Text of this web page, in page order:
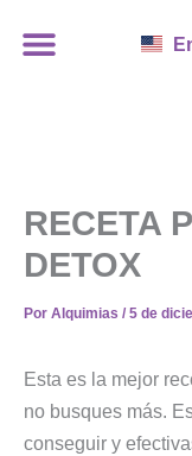
RECETA
DETOX
Por Alquimias / 5 de
Esta es la mejor
no busques más.
conseguir y